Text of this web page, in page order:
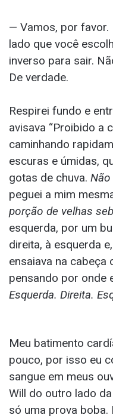
— Vamos, por favor.
lado que você
inverso para sair.
De verdade.
Respirei fundo e
avisava “Proibido a
caminhando
escuras e úmidas,
gotas de chuva.
peguei a mim
porção de velhas
esquerda, por um
direita, à esquerda
ensaiava na cabeça
pensando por onde
Esquerda. Direita.
Meu batimento
pouco, por isso eu
sangue em meus
Will do outro lado
só uma prova boba.